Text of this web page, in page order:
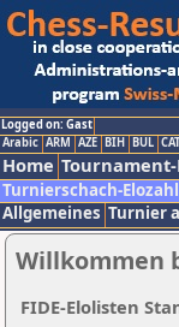
Logged on: Gast
Arabic ARM AZE BIH BUL CAT
Home
Turnierschach-Elozahl
Allgemeines Turnier
Willkommen
FIDE-Elolisten